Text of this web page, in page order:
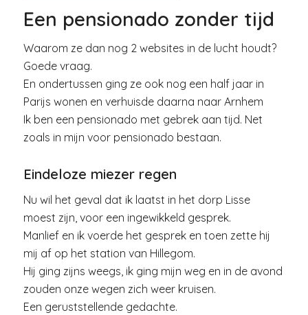
Een pensionado zonder tijd
Waarom ze dan nog 2 websites in de lucht houdt?
Goede vraag.
En ondertussen ging ze ook nog een half jaar in
Parijs wonen en verhuisde daarna naar Arnhem
Ik ben een pensionado met gebrek aan tijd. Net
zoals in mijn voor pensionado bestaan.
Eindeloze miezer regen
Nu wil het geval dat ik laatst in het dorp Lisse
moest zijn, voor een ingewikkeld gesprek.
Manlief en ik voerde het gesprek en toen zette hij
mij af op het station van Hillegom.
Hij ging zijns weegs, ik ging mijn weg en in de avond
zouden onze wegen zich weer kruisen.
Een geruststellende gedachte.